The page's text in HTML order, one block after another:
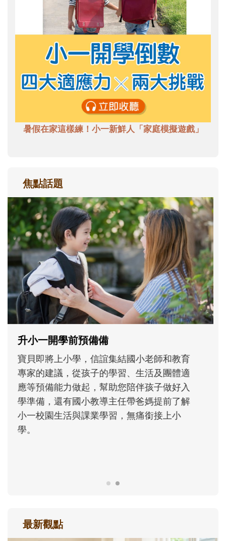
暑假在家這樣練！小一新鮮人「家庭模擬遊戲」
焦點話題
和孩子一起長大的那個男人│讀懂父親的
不同模樣
沒有人天生就擅長當爸爸！男人總是在一次
次「前所未有」的體驗中，跟著孩子一起長
大。從給予安全感的肢體遊戲，到獨立自
主、角色認同及解決問題的能力養成。爸爸
正嘗試用不同的模樣，參與孩子每個重要的
最新觀點